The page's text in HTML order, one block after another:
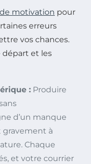
motivation pour
erreurs
vos chances.
départ et les
: Produire
d’un manque
gravement à
Chaque
et votre courrier